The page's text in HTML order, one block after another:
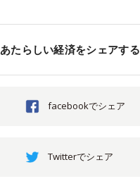
あたらしい経済をシェアする
facebookでシェア
Twitterでシェア